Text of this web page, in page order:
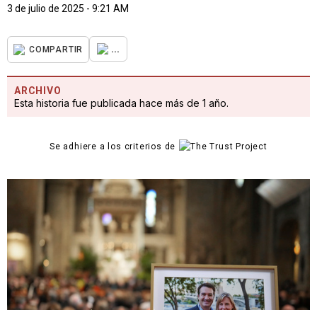
3 de julio de 2025 - 9:21 AM
COMPARTIR ...
ARCHIVO
Esta historia fue publicada hace más de 1 año.
Se adhiere a los criterios de